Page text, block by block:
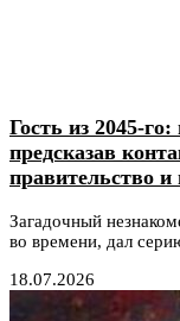
Гость из 2045-
предсказав
правительство
Загадочный
во времени, дал
18.07.2026